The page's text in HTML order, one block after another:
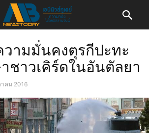
วามมั่นคงตุรกีปะทะ
ชาวเคิร์ดในอันตัลยา
าคม 2016